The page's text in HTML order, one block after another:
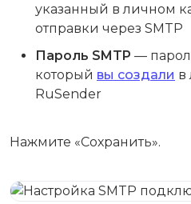
указанный в личном
отправки через SMTP
Пароль SMTP —
который вы создали в
RuSender
Нажмите «Сохранить».